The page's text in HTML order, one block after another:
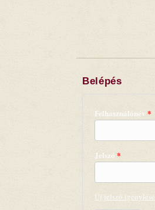
Belépés
Felhasználónév *
Jelszó *
Új jelszó igénylése